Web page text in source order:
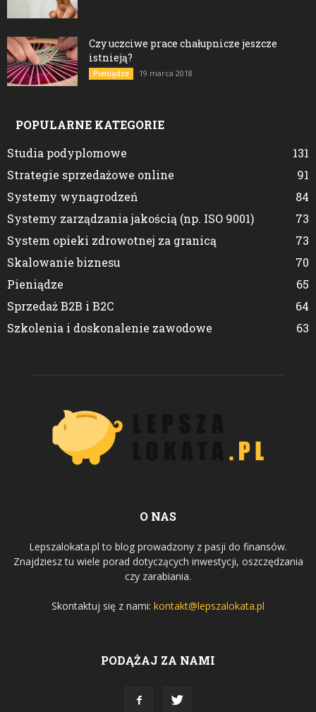
Czy uczciwe prace chałupnicze jeszcze
istnieją?
Pieniądze 19 marca 2018
POPULARNE KATEGORIE
Studia podyplomowe
131
Strategie sprzedażowe online
91
Systemy wynagrodzeń
84
Systemy zarządzania jakością (np. ISO 9001)
73
System opieki zdrowotnej za granicą
73
Skalowanie biznesu
70
Pieniądze
65
Sprzedaż B2B i B2C
64
Szkolenia i doskonalenie zawodowe
63
O NAS
Lepszalokata.pl to blog prowadzony z pasji do finansów.
Znajdziesz tu wiele porad dotyczących inwestycji, oszczędzania
czy zarabiania.
Skontaktuj się z nami: kontakt@lepszalokata.pl
PODĄŻAJ ZA NAMI